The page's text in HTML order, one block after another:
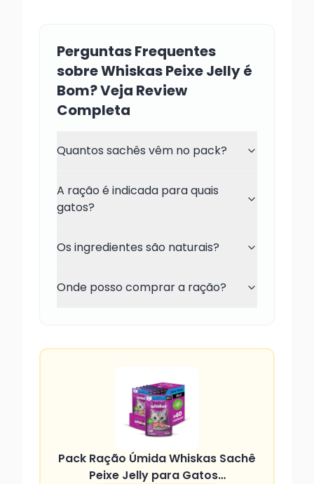
Perguntas Frequentes
sobre Whiskas Peixe Jelly é
Bom? Veja Review
Completa
Quantos sachês vêm no pack?
A ração é indicada para quais
gatos?
Os ingredientes são naturais?
Onde posso comprar a ração?
Pack Ração Úmida Whiskas Sachê
Peixe Jelly para Gatos…